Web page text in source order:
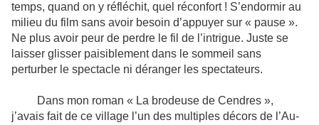
temps, quand on y réfléchit, quel réconfort ! S’endormir au
milieu du film sans avoir besoin d’appuyer sur « pause ».
Ne plus avoir peur de perdre le fil de l’intrigue. Juste se
laisser glisser paisiblement dans le sommeil sans
perturber le spectacle ni déranger les spectateurs.
Dans mon roman « La brodeuse de Cendres »,
j’avais fait de ce village l’un des multiples décors de l’Au-